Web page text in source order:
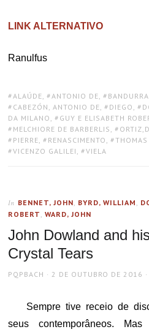
LINK ALTERNATIVO
Ranulfus
TAGS:
ALAÚDE, ANTONIO DE, BANDURRA
CABEZÓN, ANTONIO DE, DIEGO ,
DA MILANO , GUY E ELISABETH
MELCHIORE DE BARBERLIS ,
PIERRE, RENASCIMENTO ,
VICENZO GALILEI , VIELA
In BENNET, JOHN, BYRD, WILLIAM ,
ROBERT ,WARD, JOHN
John Dowland and
Crystal Tears
AUTHOR
PQPBACH
POSTED
2 DE OUTUBRO DE 2016
Sempre tive receio de
seus contemporâneos.